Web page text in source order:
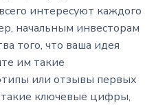
интересуют каждого
начальным инвесторам
того, что ваша идея
им такие
или отзывы первых
такие ключевые цифры,